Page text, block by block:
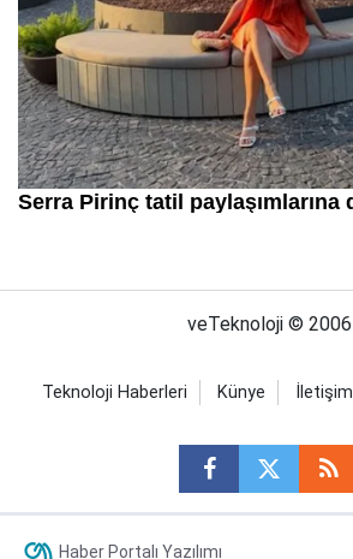
veTeknoloji © 2006
Teknoloji Haberleri Künye İletişim
Haber Portalı Yazılımı